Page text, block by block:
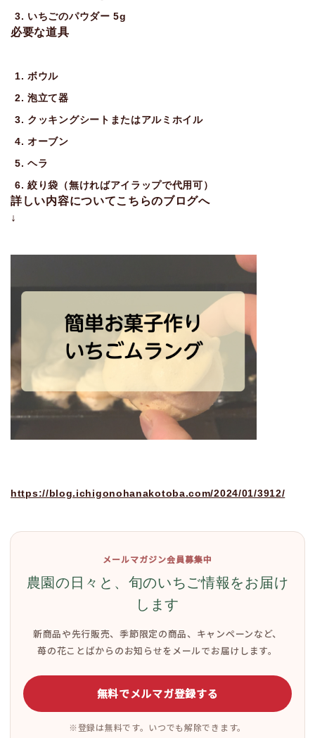
いちごのパウダー 5g
必要な道具
ボウル
泡立て器
クッキングシートまたはアルミホイル
オーブン
ヘラ
絞り袋（無ければアイラップで代用可）
詳しい内容についてこちらのブログへ
↓
https://blog.ichigonohanakotoba.com/2024/01/3912/
メールマガジン会員募集中
農園の日々と、旬のいちご情報をお届け
します
新商品や先行販売、季節限定の商品、キャンペーンなど、
苺の花ことばからのお知らせをメールでお届けします。
無料でメルマガ登録する
※登録は無料です。いつでも解除できます。